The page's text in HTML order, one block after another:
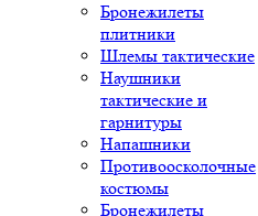
Бронежилеты
плитники
Шлемы тактические
Наушники
тактические и
гарнитуры
Напашники
Противоосколочные
костюмы
Бронежилеты